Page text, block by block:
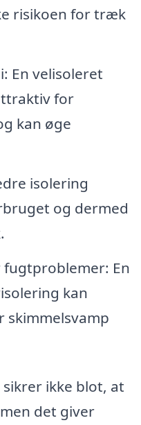
risikoen for træk
En velisoleret
for
kan øge
isolering
og dermed
fugtproblemer: En
kan
skimmelsvamp
ikke blot, at
det giver